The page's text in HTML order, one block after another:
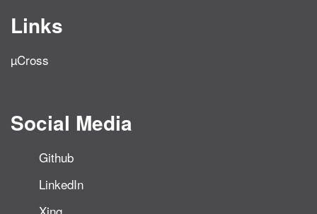
Links
µCross
Social Media
Github
LinkedIn